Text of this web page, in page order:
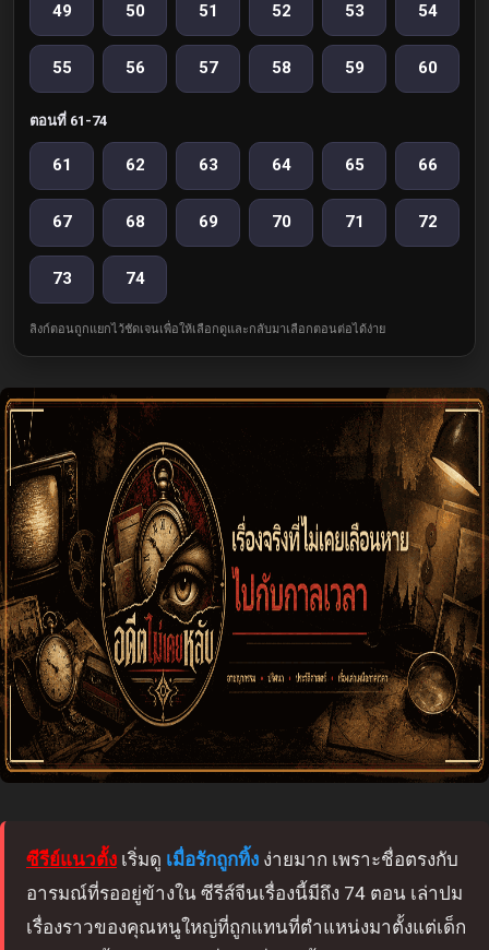
49 50 51 52 53 54
55 56 57 58 59 60
ตอนที่ 61-74
61 62 63 64 65 66
67 68 69 70 71 72
73 74
ลิงก์ตอนถูกแยกไว้ชัดเจนเพื่อให้เลือกดูและกลับมาเลือกตอนต่อได้ง่าย
ซีรีย์แนวตั้ง เริ่มดู เมื่อรักถูกทิ้ง ง่ายมาก เพราะชื่อตรงกับ
อารมณ์ที่รออยู่ข้างใน ซีรีส์จีนเรื่องนี้มีถึง 74 ตอน เล่าปม
เรื่องราวของคุณหนูใหญ่ที่ถูกแทนที่ตำแหน่งมาตั้งแต่เด็ก